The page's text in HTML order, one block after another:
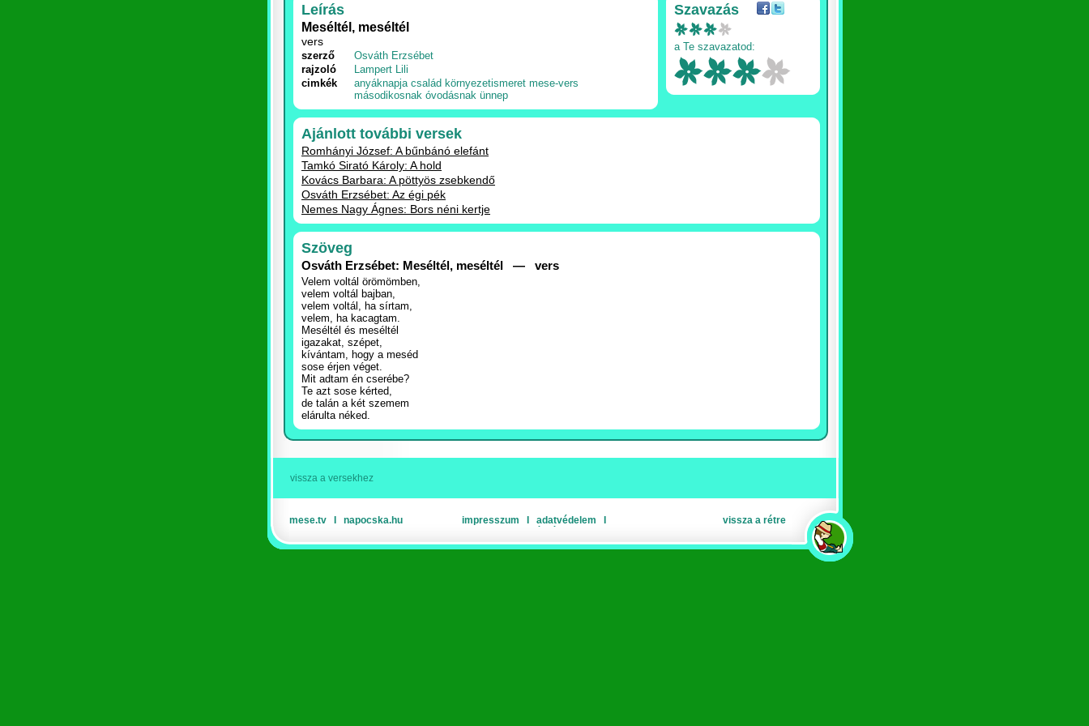
Leírás
Meséltél, meséltél
vers
szerző
Osváth Erzsébet
rajzoló
Lampert Lili
cimkék
anyáknapja család környezetismeret mese-vers
másodikosnak óvodásnak ünnep
Szavazás
a Te szavazatod:
Ajánlott további versek
Romhányi József: A bűnbánó elefánt
Tamkó Sirató Károly: A hold
Kovács Barbara: A pöttyös zsebkendő
Osváth Erzsébet: Az égi pék
Nemes Nagy Ágnes: Bors néni kertje
Szöveg
Osváth Erzsébet: Meséltél, meséltél — vers
Velem voltál örömömben,
velem voltál bajban,
velem voltál, ha sírtam,
velem, ha kacagtam.
Meséltél és meséltél
igazakat, szépet,
kívántam, hogy a meséd
sose érjen véget.
Mit adtam én cserébe?
Te azt sose kérted,
de talán a két szemem
elárulta néked.
vissza a versekhez
mese.tv napocska.hu impresszum adatvédelem vissza a rétre